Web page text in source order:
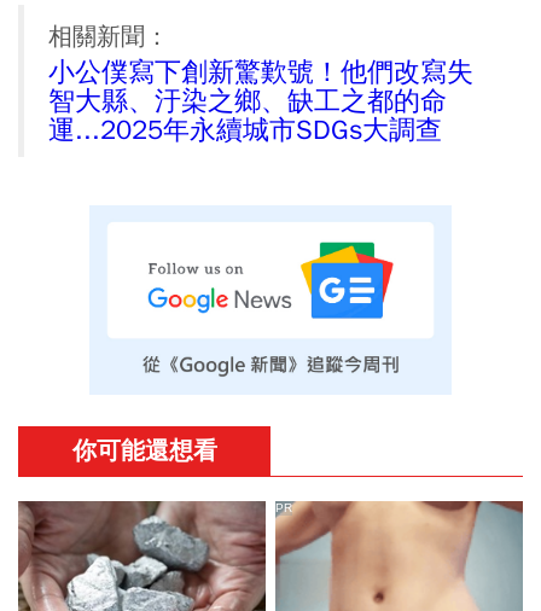
相關新聞：
小公僕寫下創新驚歎號！他們改寫失
智大縣、汙染之鄉、缺工之都的命
運...2025年永續城市SDGs大調查